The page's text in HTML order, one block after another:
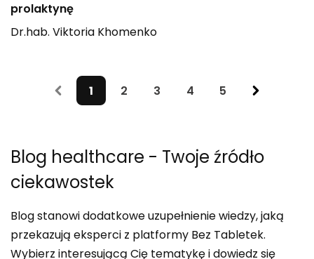
prolaktynę
Dr.hab. Viktoria Khomenko
1 2 3 4 5
Blog healthcare - Twoje źródło
ciekawostek
Blog stanowi dodatkowe uzupełnienie wiedzy, jaką
przekazują eksperci z platformy Bez Tabletek.
Wybierz interesującą Cię tematykę i dowiedz się